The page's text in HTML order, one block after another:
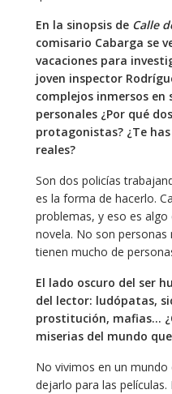
En la sinopsis de Calle
comisario Cabarga se
vacaciones para
joven inspector
complejos inmersos en
personales ¿Por qué
protagonistas? ¿Te
reales?
Son dos policías
es la forma de hacerlo.
problemas, y eso es algo
novela. No son personas
tienen mucho de
El lado oscuro del ser
del lector: ludópatas,
prostitución, mafias…
miserias del mundo
No vivimos en un
dejarlo para las